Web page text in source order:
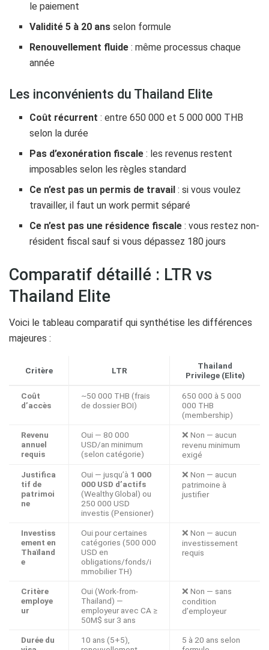
le paiement
Validité 5 à 20 ans selon formule
Renouvellement fluide : même processus chaque
année
Les inconvénients du Thailand Elite
Coût récurrent : entre 650 000 et 5 000 000 THB
selon la durée
Pas d’exonération fiscale : les revenus restent
imposables selon les règles standard
Ce n’est pas un permis de travail : si vous voulez
travailler, il faut un work permit séparé
Ce n’est pas une résidence fiscale : vous restez non-
résident fiscal sauf si vous dépassez 180 jours
Comparatif détaillé : LTR vs
Thailand Elite
Voici le tableau comparatif qui synthétise les différences
majeures :
Critère LTR
Thailand
Privilege (Elite)
Coût
d’accès
~50 000 THB (frais
de dossier BOI)
650 000 à 5 000
000 THB
(membership)
Revenu
annuel
requis
Oui — 80 000
USD/an minimum
(selon catégorie)
❌ Non — aucun
revenu minimum
exigé
Justifica
tif de
patrimoi
ne
Oui — jusqu’à 1 000
000 USD d’actifs
(Wealthy Global) ou
250 000 USD
investis (Pensioner)
❌ Non — aucun
patrimoine à
justifier
Investiss
ement en
Thaïland
e
Oui pour certaines
catégories (500 000
USD en
obligations/fonds/i
mmobilier TH)
❌ Non — aucun
investissement
requis
Critère
employe
ur
Oui (Work-from-
Thailand) —
employeur avec CA ≥
50M$ sur 3 ans
❌ Non — sans
condition
d’employeur
Durée du
10 ans (5+5),
5 à 20 ans selon